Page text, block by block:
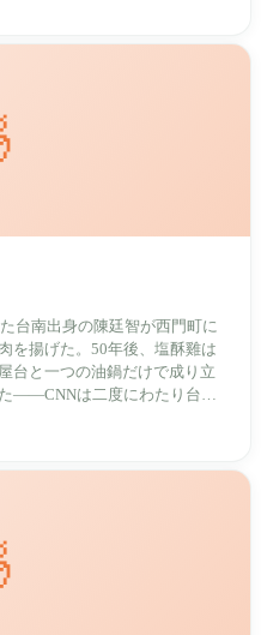
台南出身の陳廷智が西門町に
を揚げた。50年後、塩酥雞は
台と一つの油鍋だけで成り立
——CNNは二度にわたり台湾
本格的な食べ方は、深夜に道